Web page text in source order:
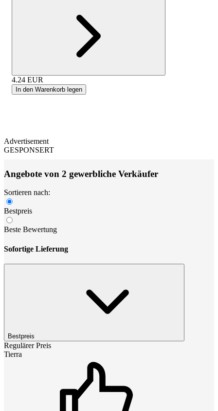
4.24 EUR
In den Warenkorb legen
Advertisement
GESPONSERT
Angebote von 2 gewerbliche Verkäufer
Sortieren nach:
Bestpreis
Beste Bewertung
Sofortige Lieferung
Bestpreis
Regulärer Preis
Tierra